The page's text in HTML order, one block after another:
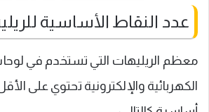
عدد النقاط الأساسية
معظم الريليهات التي تستخدم في